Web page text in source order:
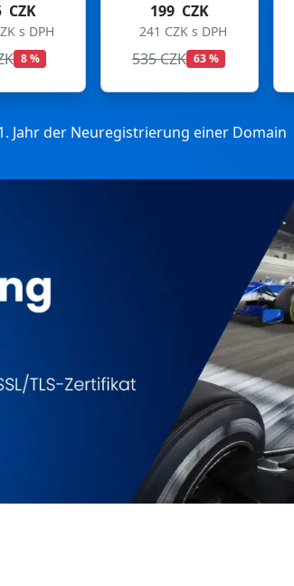
CZK
s DPH
63 %
199 CZK
241 CZK s DPH
699 CZK 72 %
Jahr der Neuregistrierung einer Domain